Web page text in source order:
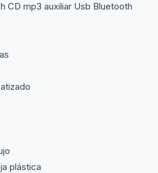
CD mp3 auxiliar Usb Bluetooth
plástica